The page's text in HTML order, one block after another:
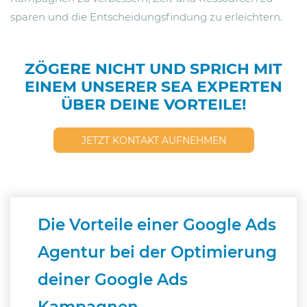
sparen und die Entscheidungsfindung zu erleichtern.
ZÖGERE NICHT UND SPRICH MIT
EINEM UNSERER SEA EXPERTEN
ÜBER DEINE VORTEILE!
JETZT KONTAKT AUFNEHMEN
Die Vorteile einer Google Ads
Agentur bei der Optimierung
deiner Google Ads